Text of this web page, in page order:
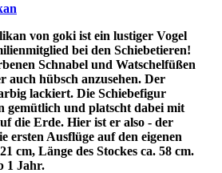
von goki ist ein lustiger Vogel
bei den Schiebetieren!
Schnabel und Watschelfüßen
auch hübsch anzusehen. Der
lackiert. Die Schiebefigur
gemütlich und platscht dabei mit
die Erde. Hier ist er also - der
ersten Ausflüge auf den eigenen
cm, Länge des Stockes ca. 58 cm.
1 Jahr.